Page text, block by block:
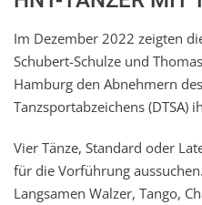
Im Dezember 2022 zeigten
Schubert-Schulze und
Hamburg den Abnehmern
Tanzsportabzeichens (DTSA)
Vier Tänze, Standard oder
für die Vorführung
Langsamen Walzer, Tango,